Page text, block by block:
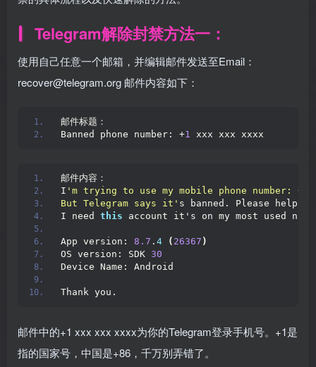
Telegram解除封禁方法一：
使用自己任意一个邮箱，并编辑邮件发送至Email：
recover@telegram.org 邮件内容如下：
邮件标题：
Banned phone number: +1 xxx xxx xxxx
邮件内容：
I 'm trying to use my mobile phone number: +1
But Telegram says it' s banned. Please help.
I need this account it's on my most used
App version: 8.7 . 4 ( 26367 )
OS version: SDK 30
Device Name: Android
Thank you.
邮件中的+1 xxx xxx xxxx为你的Telegram登录手机号。+1是
指的国家号，中国是+86，千万别弄错了。